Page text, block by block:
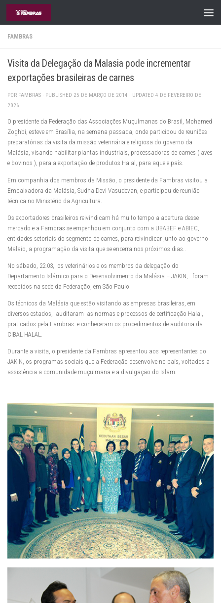
Skip to content
FAMBRAS
Visita da Delegação da Malasia pode incrementar
exportações brasileiras de carnes
POR FAMBRAS · PUBLISHED 25 DE MARÇO DE 2014 · UPDATED 4 DE FEVEREIRO DE
2026
O presidente da Federação das Associações Muçulmanas do Brasil, Mohamed
Zoghbi, esteve em Brasília, na semana passada, onde participou de reuniões
preparatórias da visita da missão veterinária e religiosa do governo da
Malásia, visando habilitar plantas industriais, processadoras de carnes ( aves
e bovinos ), para a exportação de produtos Halal, para aquele país.
Em companhia dos membros da Missão, o presidente da Fambras visitou a
Embaixadora da Malásia, Sudha Devi Vasudevan, e participou de reunião
técnica no Ministério da Agricultura.
Os exportadores brasileiros reivindicam há muito tempo a abertura desse
mercado e a Fambras se empenhou em conjunto com a UBABEF e ABIEC,
entidades setoriais do segmento de carnes, para reivindicar junto ao governo
Malaio, a programação da visita que se encerra nos próximos dias..
No sábado, 22.03, os veterinários e os membros da delegação do
Departamento Islâmico para o Desenvolvimento da Malásia – JAKIN, foram
recebidos na sede da Federação, em São Paulo.
Os técnicos da Malásia que estão visitando as empresas brasileiras, em
diversos estados, auditaram as normas e processos de certificação Halal,
praticados pela Fambras e conheceram os procedimentos de auditoria da
CIBAL HALAL.
Durante a visita, o presidente da Fambras apresentou aos representantes do
JAKIN, os programas sociais que a Federação desenvolve no país, voltados a
assistência a comunidade muçulmana e a divulgação do Islam.